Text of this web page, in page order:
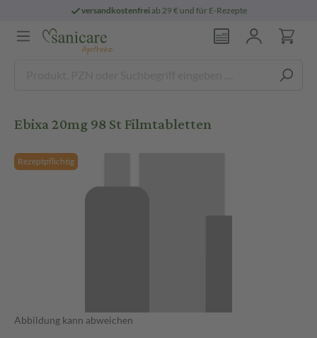
versandkostenfreiab 29 € und für E-Rezepte
Ebixa 20mg 98 St Filmtabletten
Rezeptpflichtig
Abbildung kann abweichen